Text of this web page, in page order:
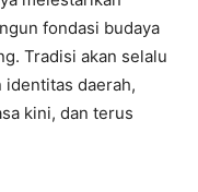
fondasi budaya
Tradisi akan selalu
identitas daerah,
kini, dan terus